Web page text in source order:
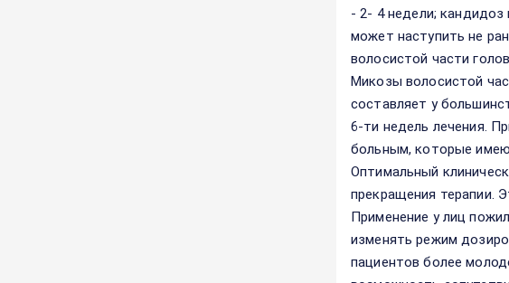
- 2- 4 недели; кандидоз
может наступить не
волосистой части
Микозы волосистой
составляет у
6-ти недель лечения.
больным, которые
Оптимальный
прекращения терапии.
Применение у лиц
изменять режим
пациентов более